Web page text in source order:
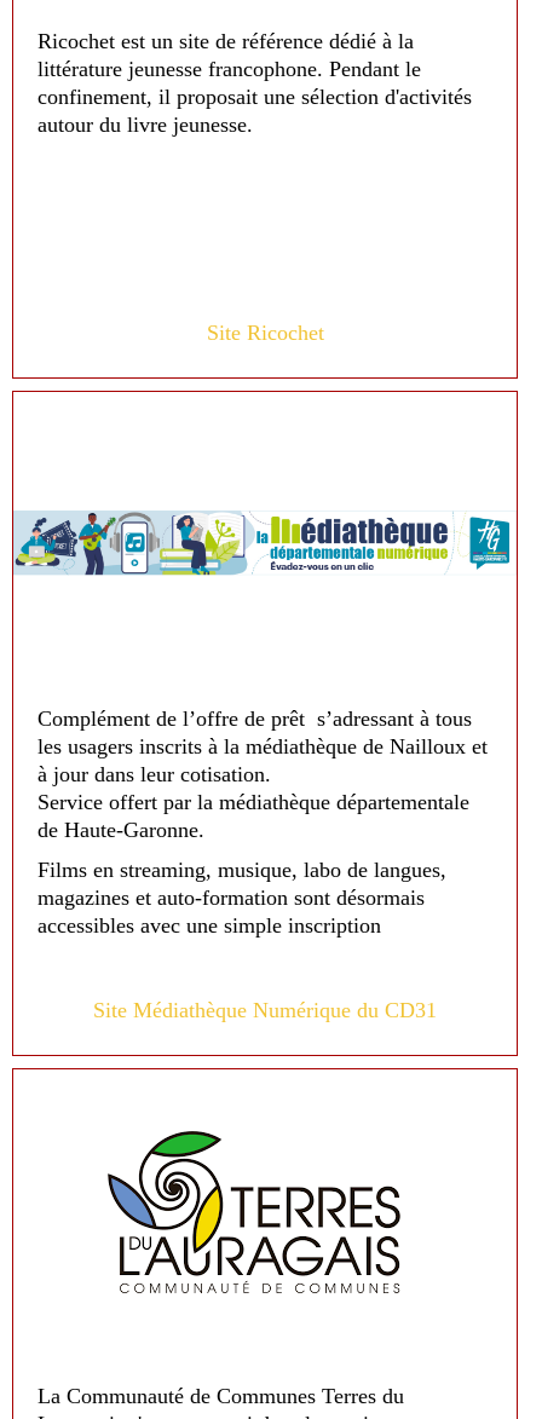
Ricochet est un site de référence dédié à la
littérature jeunesse francophone. Pendant le
confinement, il proposait une sélection d'activités
autour du livre jeunesse.
Site Ricochet
Complément de l’offre de prêt s’adressant à tous
les usagers inscrits à la médiathèque de Nailloux et
à jour dans leur cotisation.
Service offert par la médiathèque départementale
de Haute-Garonne.
Films en streaming, musique, labo de langues,
magazines et auto-formation sont désormais
accessibles avec une simple inscription
Site Médiathèque Numérique du CD31
La Communauté de Communes Terres du